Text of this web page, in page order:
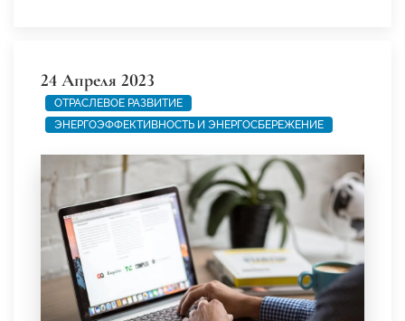
24 Апреля 2023
ОТРАСЛЕВОЕ РАЗВИТИЕ
ЭНЕРГОЭФФЕКТИВНОСТЬ И ЭНЕРГОСБЕРЕЖЕНИЕ